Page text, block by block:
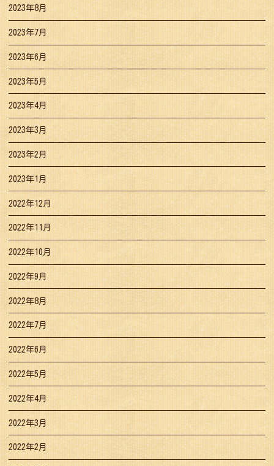
2023年8月
2023年7月
2023年6月
2023年5月
2023年4月
2023年3月
2023年2月
2023年1月
2022年12月
2022年11月
2022年10月
2022年9月
2022年8月
2022年7月
2022年6月
2022年5月
2022年4月
2022年3月
2022年2月